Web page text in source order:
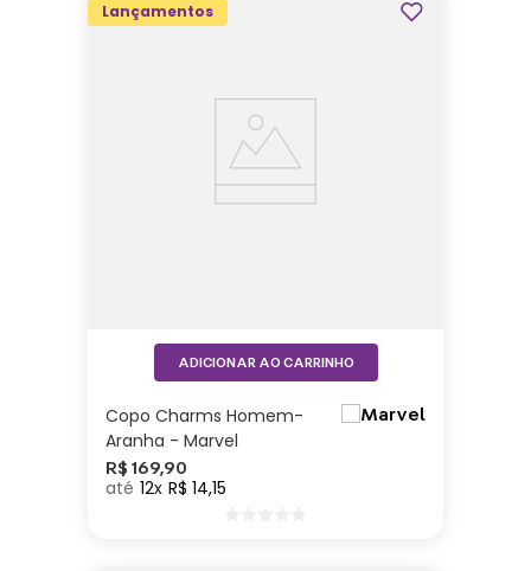
Lançamentos
Copo Charms Homem-
Aranha - Marvel
R$ 169,90
12 R$ 14,15
ADICIONAR AO CARRINHO